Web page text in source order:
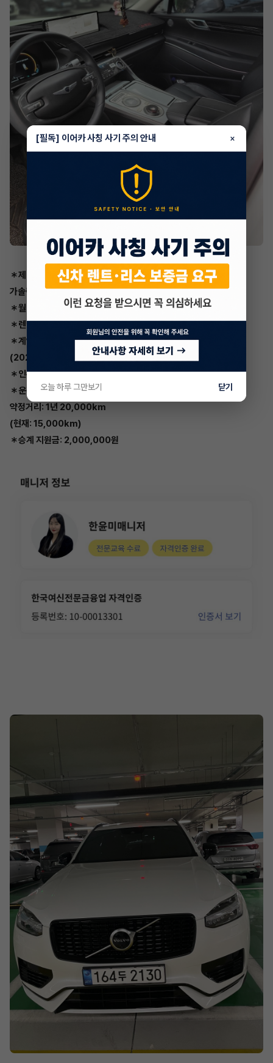
＊제네시스 GV80
가솔린 2.5 터보 AWD 5인승 기본형
＊월 대여료: 1,231,000원
＊렌탈사: SK렌터카
＊계약기간: 48개월
(2026.06.13 계약종료)
＊인수가: 32,112,000원
＊운전연령: 만26세 이상
약정거리: 1년 20,000km
(현재: 15,000km)
＊승계 지원금: 2,000,000원
[필독] 이어카 사칭 사기 주의 안내 ×
오늘 하루 그만보기 닫기